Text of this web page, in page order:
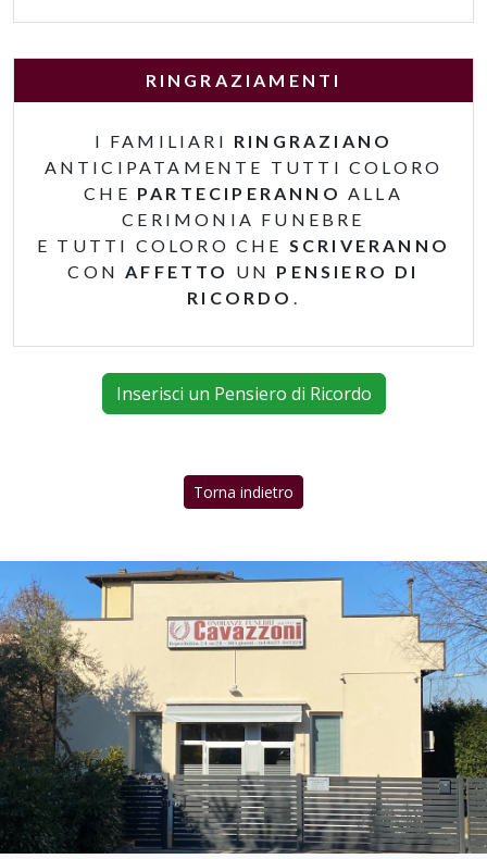
RINGRAZIAMENTI
I FAMILIARI RINGRAZIANO
ANTICIPATAMENTE TUTTI COLORO
CHE PARTECIPERANNO ALLA
CERIMONIA FUNEBRE
E TUTTI COLORO CHE SCRIVERANNO
CONAFFETTO UN PENSIERO DI
RICORDO .
Inserisci un Pensiero di Ricordo
Torna indietro